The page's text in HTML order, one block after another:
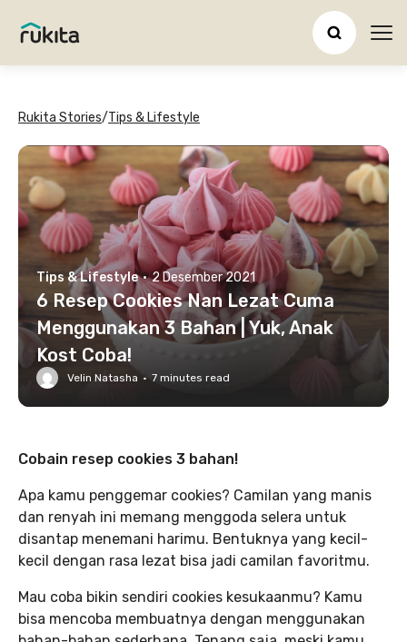
Rukita Stories/Tips & Lifestyle
Tips & Lifestyle · 2 Desember 2021
6 Resep Cookies Nan Lezat Cuma
Menggunakan 3 Bahan | Yuk, Anak
Kost Coba!
Velin Natasha · 7 minutes read
Cobain resep cookies 3 bahan!
Apa kamu penggemar cookies? Camilan yang manis
dan renyah ini memang menggoda selera untuk
disantap menemani harimu. Bentuknya yang kecil-
kecil dengan rasa lezat bisa jadi camilan favoritmu.
Mau coba bikin sendiri cookies kesukaanmu? Kamu
bisa mencoba membuatnya dengan menggunakan